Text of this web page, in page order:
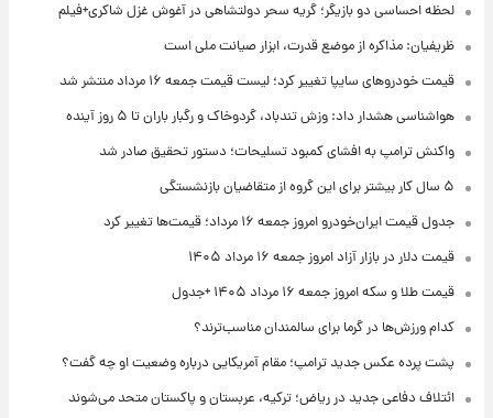
لحظه احساسی دو بازیگر؛ گریه سحر دولتشاهی در آغوش غزل شاکری+فیلم
ظریفیان: مذاکره از موضع قدرت، ابزار صیانت ملی است
قیمت خودروهای سایپا تغییر کرد؛ لیست قیمت جمعه ۱۶ مرداد منتشر شد
هواشناسی هشدار داد: وزش تندباد، گردوخاک و رگبار باران تا ۵ روز آینده
واکنش ترامپ به افشای کمبود تسلیحات؛ دستور تحقیق صادر شد
۵ سال کار بیشتر برای این گروه از متقاضیان بازنشستگی
جدول قیمت ایران‌خودرو امروز جمعه ۱۶ مرداد؛ قیمت‌ها تغییر کرد
قیمت دلار در بازار آزاد امروز جمعه ۱۶ مرداد ۱۴۰۵
قیمت طلا و سکه امروز جمعه ۱۶ مرداد ۱۴۰۵ +جدول
کدام ورزش‌ها در گرما برای سالمندان مناسب‌ترند؟
پشت پرده عکس جدید ترامپ؛ مقام آمریکایی درباره وضعیت او چه گفت؟
ائتلاف دفاعی جدید در ریاض؛ ترکیه، عربستان و پاکستان متحد می‌شوند